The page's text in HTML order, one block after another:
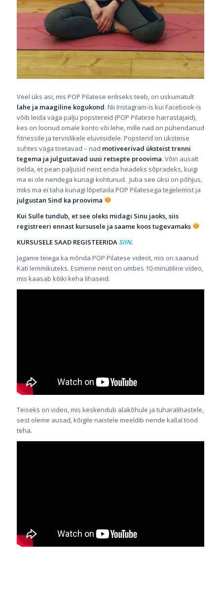
Veel üks asi, mis POP Pilatese eriliseks teeb, on uskumatult
lahe ja maagiline kogukond. Nii Instagram-is kui Facebook-is
võib leida väga palju popstereid (POP Pilatese harrastajaid),
kes on loonud omale konto või lehe, mille nad on pühendanud
fitnessile ja tervislikele eluviisidele. Popsterid on üksteise
suhtes väga toetavad – nad motiveerivad üksteist trenni
tegema ja julgustavad uusi retsepte proovima. Võin ausalt
öelda, et pean paljusid neist enda headeks sõpradeks, kuigi
ma ei ole nendega kunagi kohtunud. Juba see üksi on põhjus,
miks ma ei taha kunagi lõpetada POP Pilatesega tegelemist ja
julgustan Sind ka proovima
Kui Sulle tundub, et see oleks midagi Sinu jaoks, siis
registreeri ennast kursusele ja saame koos tugevamaks
KURSUSELE SAAD REGISTEERIDASIIN.
Jagame teiega ka mõnda POP Pilatese videot, mis on saanud
Kati lemmikuteks. Esimene neist on umbes 10-minutiline video,
mis kaasab kõiki keha lihaseid.
Teiseks on video, mis keskendub alakõhule ja tuharalihastele,
sest oleme ausad, kõigile naistele meeldib nende kallal tööd
teha.